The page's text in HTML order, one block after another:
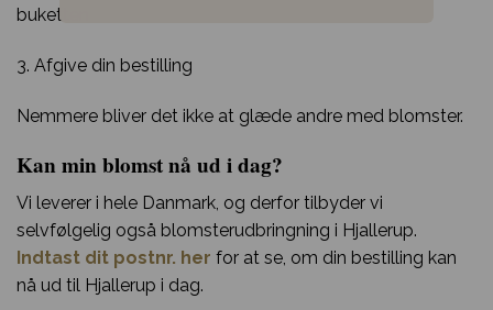
buketten
3. Afgive din bestilling
Nemmere bliver det ikke at glæde andre med blomster.
Kan min blomst nå ud i dag?
Vi leverer i hele Danmark, og derfor tilbyder vi
selvfølgelig også blomsterudbringning i Hjallerup.
Indtast dit postnr. her for at se, om din bestilling kan
nå ud til Hjallerup i dag.